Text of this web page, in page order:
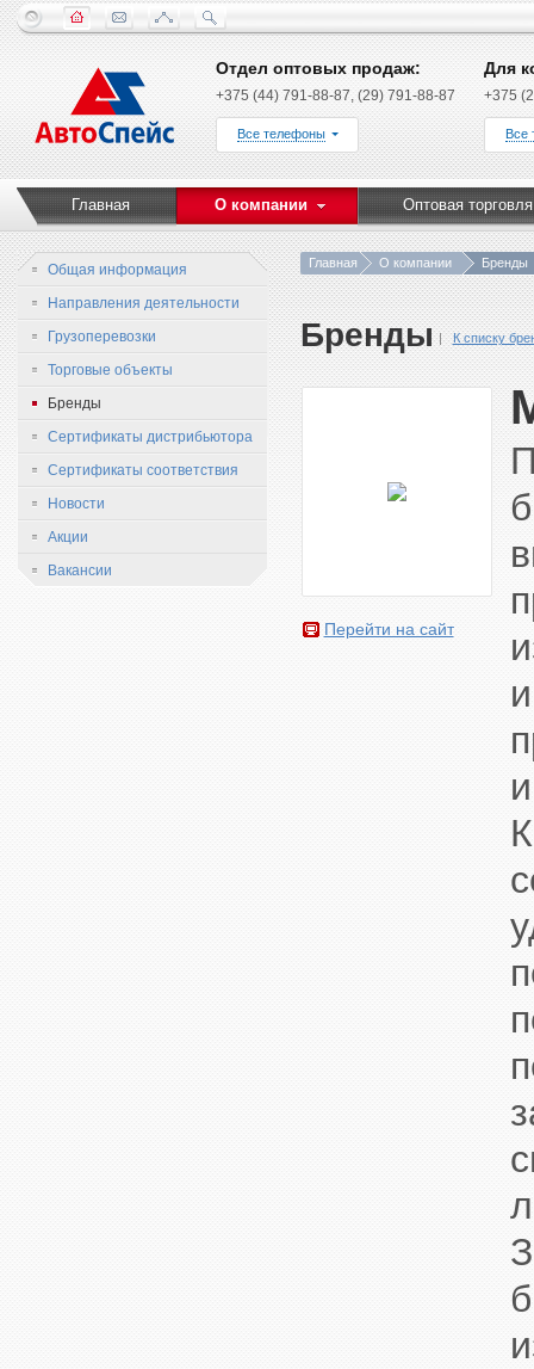
Отдел оптовых продаж:
+375 (44) 791-88-87, (29) 791-88-87
Все телефоны
Для
+375
Все
Главная О компании Оптовая торговля
Общая информация
Направления деятельности
Грузоперевозки
Торговые объекты
Бренды
Сертификаты дистрибьютора
Сертификаты соответствия
Новости
Акции
Вакансии
Главная О компании Бренды
Бренды К списку
Перейти на сайт